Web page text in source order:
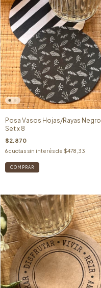
Posa Vasos Hojas/Rayas Negro
Set x 8
$2.870
6cuotas sin interés de $478,33